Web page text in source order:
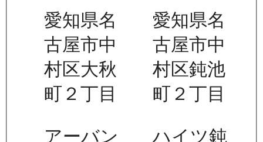
愛知県名
古屋市中
村区大秋
町２丁目
アーバン
愛知県名
古屋市中
村区鈍池
町２丁目
ハイツ鈍